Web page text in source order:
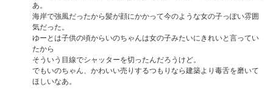
あ。
海岸で強風だったから髪が顔にかかって今のような女の子っぽい雰囲
気だった。
ゆーとは子供の頃からいのちゃんは女の子みたいにきれいと言ってい
たから
そういう目線でシャッターを切ったんだろうけど。
でもいのちゃん、かわいい売りするつもりなら建築より毒舌を磨いて
ほしいなあ。